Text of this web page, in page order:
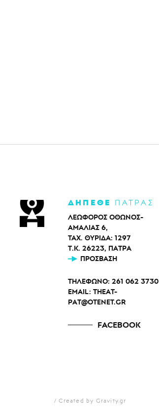
ΔΗΠΕΘΕ ΠΑΤΡΑΣ
ΛΕΩΦΟΡΟΣ ΟΘΩΝΟΣ-
ΑΜΑΛΙΑΣ 6,
ΤΑΧ. ΘΥΡΙΔΑ: 1297
Τ.Κ. 26223, ΠΑΤΡΑ
ΠΡΌΣΒΑΣΗ
ΤΗΛΕΦΩΝΟ: 261 062 3730
EMAIL: THEAT-
PAT@OTENET.GR
FACEBOOK
Created by Gravity.gr